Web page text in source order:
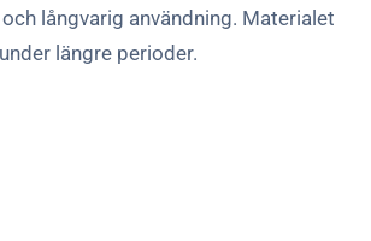
långvarig användning. Materialet
längre perioder.